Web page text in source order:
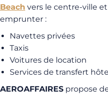
Beach vers le centre-ville
emprunter :
Navettes privées
Taxis
Voitures de location
Services de transfert
AEROAFFAIRES propose